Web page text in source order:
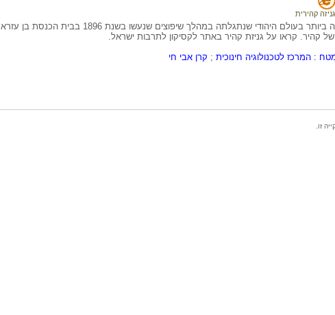
גניזה קהירית
הגניזה החשובה ביותר בעולם היהודי שנתגלתה במהלך שיפוצים שנעשו בשנת 1896 בבית הכנסת בן עזרא
קהיר. קראו על גניזת קהיר באתר לקסיקון לתרבות ישראל.
: המרכז לטכנולוגיה חינוכית ; קרן אבי חי
זו.